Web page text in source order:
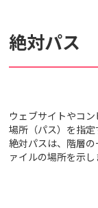
検索対象
個人情報保護のため
サイト内検索について
絶対パス
ウェブサイトやコ
場所（パス）を指定
絶対パスは、階層
ァイルの場所を示し